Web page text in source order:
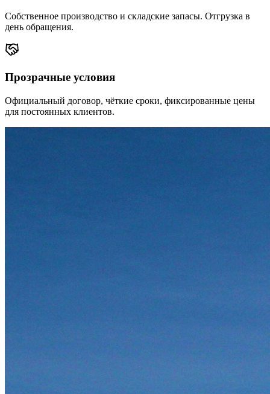
Собственное производство и складские запасы. Отгрузка в
день обращения.
Прозрачные условия
Официальный договор, чёткие сроки, фиксированные цены
для постоянных клиентов.